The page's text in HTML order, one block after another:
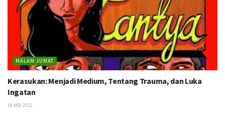
MALAM JUMAT
Kerasukan: Menjadi Medium, Tentang Trauma, dan Luka
Ingatan
19 MEI 2022